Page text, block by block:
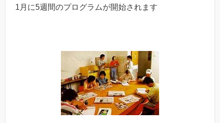
1月に5週間のプログラムが開始されます